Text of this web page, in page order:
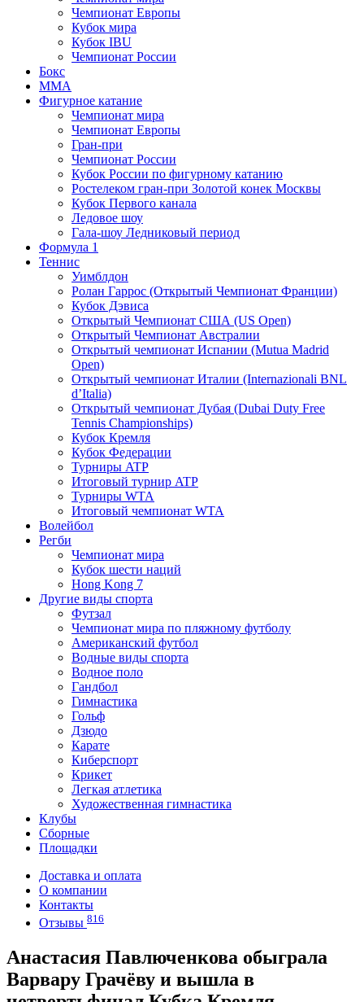
Чемпионат Европы
Кубок мира
Кубок IBU
Чемпионат России
Бокс
MMA
Фигурное катание
Чемпионат мира
Чемпионат Европы
Гран-при
Чемпионат России
Кубок России по фигурному катанию
Ростелеком гран-при Золотой конек Москвы
Кубок Первого канала
Ледовое шоу
Гала-шоу Ледниковый период
Формула 1
Теннис
Уимблдон
Ролан Гаррос (Открытый Чемпионат Франции)
Кубок Дэвиса
Открытый Чемпионат США (US Open)
Открытый Чемпионат Австралии
Открытый чемпионат Испании (Mutua Madrid
Open)
Открытый чемпионат Италии (Internazionali BNL
d’Italia)
Открытый чемпионат Дубая (Dubai Duty Free
Tennis Championships)
Кубок Кремля
Кубок Федерации
Турниры ATP
Итоговый турнир ATP
Турниры WTA
Итоговый чемпионат WTA
Волейбол
Регби
Чемпионат мира
Кубок шести наций
Hong Kong 7
Другие виды спорта
Футзал
Чемпионат мира по пляжному футболу
Американский футбол
Водные виды спорта
Водное поло
Гандбол
Гимнастика
Гольф
Дзюдо
Карате
Киберспорт
Крикет
Легкая атлетика
Художественная гимнастика
Клубы
Сборные
Площадки
Доставка и оплата
О компании
Контакты
Отзывы 816
Анастасия Павлюченкова обыграла
Варвару Грачёву и вышла в